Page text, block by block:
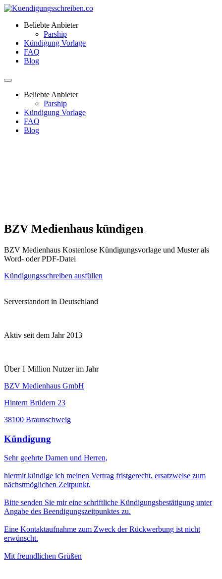
Beliebte Anbieter
Parship
Kündigung Vorlage
FAQ
Blog
Beliebte Anbieter
Parship
Kündigung Vorlage
FAQ
Blog
BZV Medienhaus kündigen
BZV Medienhaus Kostenlose Kündigungsvorlage und Muster als
Word- oder PDF-Datei
Kündigungsschreiben ausfüllen
Serverstandort in Deutschland
Aktiv seit dem Jahr 2013
Über 1 Million Nutzer im Jahr
BZV Medienhaus GmbH
Hintern Brüdern 23
38100 Braunschweig
Kündigung
Sehr geehrte Damen und Herren,
hiermit kündige ich meinen Vertrag fristgerecht, ersatzweise zum
nächstmöglichen Zeitpunkt.
Bitte senden Sie mir eine schriftliche Kündigungsbestätigung unter
Angabe des Beendigungszeitpunktes zu.
Eine Kontaktaufnahme zum Zweck der Rückwerbung ist nicht
erwünscht.
Mit freundlichen Grüßen